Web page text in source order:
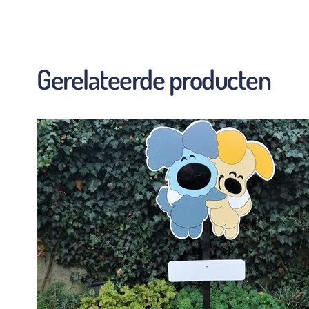
Gerelateerde producten
Alles
Hartelijk